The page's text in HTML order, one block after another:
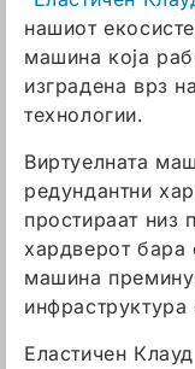
нашиот
машина која
изградена врз
технологии.
Виртуелната
редундантни
простираат низ
хардверот бара
машина
Еластичен